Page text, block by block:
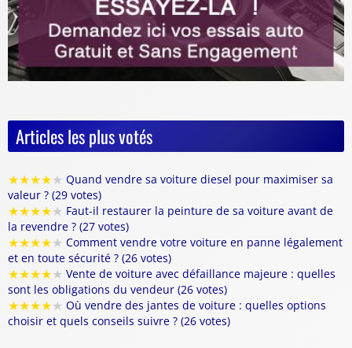
Articles les plus votés
★★★★★ Quand vendre sa voiture diesel pour maximiser sa
valeur ? (29 votes)
★★★★★ Faut-il restaurer la peinture de sa voiture avant de
la revendre ? (27 votes)
★★★★★ Comment vendre votre voiture en panne légalement
et en toute sécurité ? (26 votes)
★★★★★ Vente de voiture avec défaillance majeure : quelles
sont les obligations du vendeur (26 votes)
★★★★★ Où vendre des jantes de voiture : quelles options
choisir et quels conseils suivre ? (26 votes)